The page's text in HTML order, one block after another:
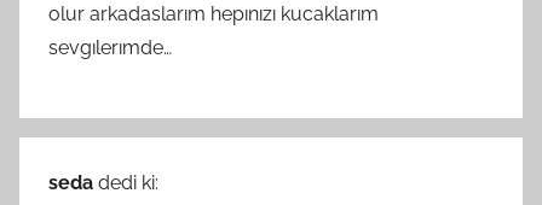
olur arkadaslarım hepınızı kucaklarım
sevgılerımde…
seda dedi ki: